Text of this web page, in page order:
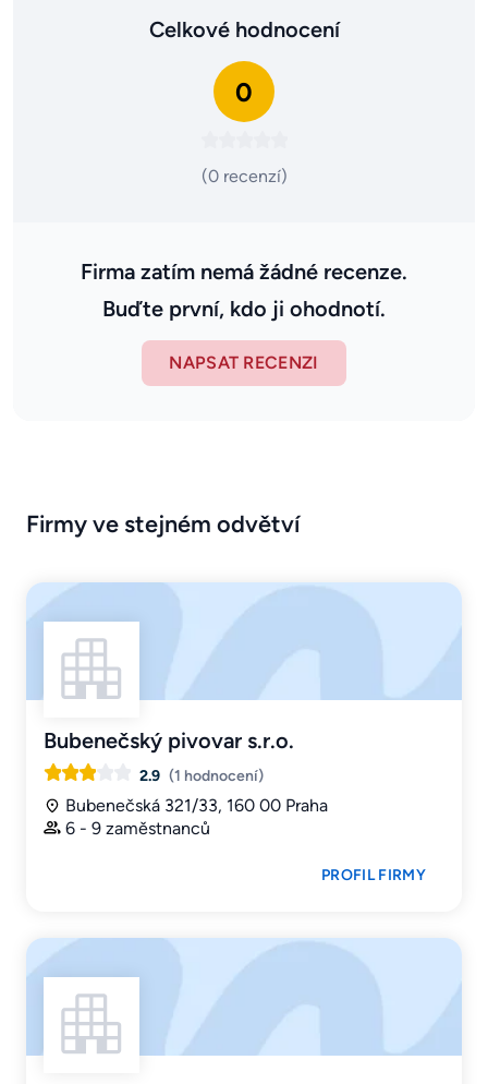
Celkové hodnocení
0
(0 recenzí)
Firma zatím nemá žádné recenze.
Buďte první, kdo ji ohodnotí.
NAPSAT RECENZI
Firmy ve stejném odvětví
Bubenečský pivovar s.r.o.
2.9 (1 hodnocení)
Bubenečská 321/33, 160 00 Praha
6 - 9 zaměstnanců
PROFIL FIRMY